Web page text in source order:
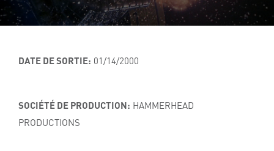
DATE DE SORTIE: 01/14/2000
SOCIÉTÉ DE PRODUCTION: HAMMERHEAD
PRODUCTIONS